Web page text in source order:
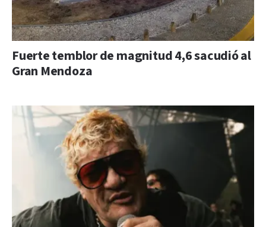
Fuerte temblor de magnitud 4,6 sacudió al
Gran Mendoza